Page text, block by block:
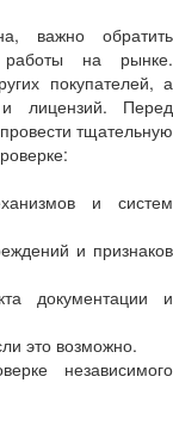
важно обратить
на рынке.
покупателей, а
и лицензий. Перед
тщательную
и систем
и признаков
документации и
это возможно.
независимого